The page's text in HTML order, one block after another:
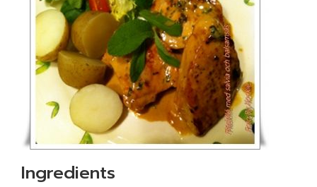
Ingredients